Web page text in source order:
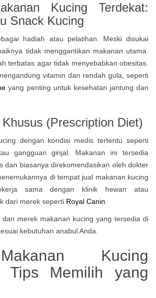
Kucing Terdekat:
Snack Kucing
hadiah atau pelatihan. Meski disukai
tidak menggantikan makanan utama.
terbatas agar tidak menyebabkan obesitas.
vitamin dan rendah gula, seperti
yang penting untuk kesehatan jantung dan
(Prescription Diet)
dengan kondisi medis tertentu seperti
gangguan ginjal. Makanan ini tersedia
dan biasanya direkomendasikan oleh dokter
di tempat jual makanan kucing
sama dengan klinik hewan atau
dari merek seperti Royal Canin
Kucing
Tips Memilih yang